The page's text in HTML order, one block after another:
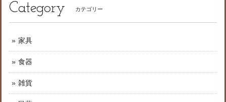
Category カテゴリー
家具
食器
雑貨